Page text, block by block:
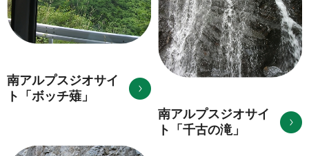
南アルプスジオサイ
ト「ボッチ薙」
南アルプスジオサイ
ト「千古の滝」